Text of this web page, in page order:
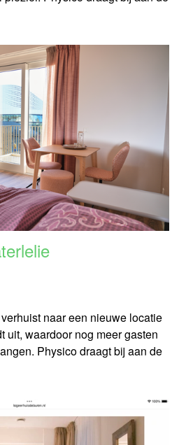
naar een nieuwe locatie
uit, waardoor nog meer gasten
Physico draagt bij aan de